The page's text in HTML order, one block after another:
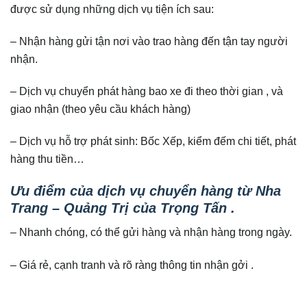
được sử dụng những dịch vụ tiện ích sau:
– Nhận hàng gửi tận nơi vào trao hàng đến tận tay người
nhận.
– Dịch vụ chuyển phát hàng bao xe đi theo thời gian , và
giao nhận (theo yêu cầu khách hàng)
– Dịch vụ hỗ trợ phát sinh: Bốc Xếp, kiểm đếm chi tiết, phát
hàng thu tiền…
Ưu điểm của dịch vụ chuyển hàng từ Nha
Trang – Quảng Trị của Trọng Tấn .
– Nhanh chóng, có thể gửi hàng và nhận hàng trong ngày.
– Giá rẻ, cạnh tranh và rõ ràng thông tin nhận gởi .